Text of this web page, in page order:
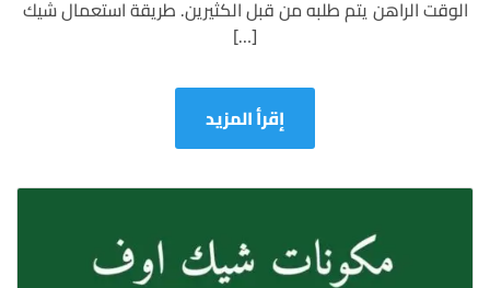
الوقت الراهن يتم طلبه من قبل الكثيرين. طريقة استعمال شيك
[…]
إقرأ المزيد